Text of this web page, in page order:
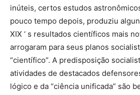
inúteis, certos estudos
pouco tempo depois, produziu
XIX ‘ s resultados científicos mais
arrogaram para seus planos
“científico”. A predisposição
atividades de destacados
lógico e da “ciência unificada” são